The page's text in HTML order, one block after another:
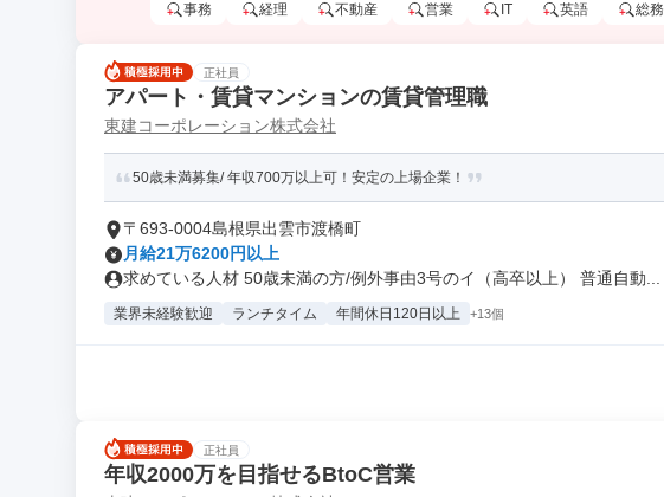
事務 経理 不動産 営業 IT 英語 総務
正社員
アパート・賃貸マンションの賃貸管理職
東建コーポレーション株式会社
50歳未満募集/ 年収700万以上可！安定の上場企業！
〒693-0004島根県出雲市渡橋町
月給21万6200円以上
求めている人材 50歳未満の方/例外事由3号のイ（高卒以上） 普通自動...
業界未経験歓迎 ランチタイム 年間休日120日以上 +13個
正社員
年収2000万を目指せるBtoC営業